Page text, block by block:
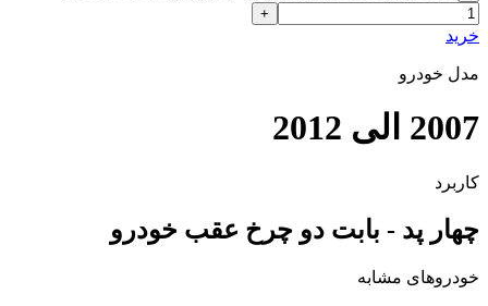
خرید
مدل خودرو
2007 الی 2012
کاربرد
چهار پد - بابت دو چرخ عقب خودرو
خودروهای مشابه